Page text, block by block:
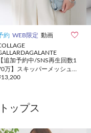
約 WEB限定 動画 
【追加予約中/SNS再生回数1
万】スキッパーメッシュメ
ルボタンカーディガン
13,200
ップス